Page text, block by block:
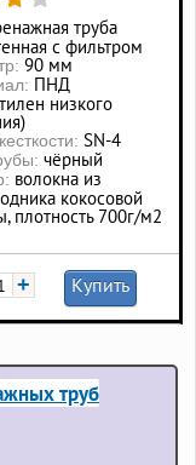
труба
с фильтром
90 мм
ПНД
низкого
SN-4
чёрный
волокна из
кокосовой
плотность 700г/м2
+ Купить
труб